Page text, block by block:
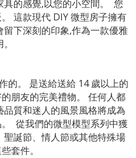
的感覺,以您的小空間。 ​ 您
這款現代 DIY 微型房子擁有
下深刻的印象,作為一款優雅
的。 是送給送給 14 歲以上的
朋友的完美禮物。 任何人都
質和迷人的風景風格將成為
從我們的微型模型系列中獲
誕節、情人節或其他特殊場
套件。